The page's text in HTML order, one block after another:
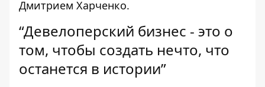
Дмитрием Харченко.
“Девелоперский бизнес - это о
том, чтобы создать нечто, что
останется в истории”